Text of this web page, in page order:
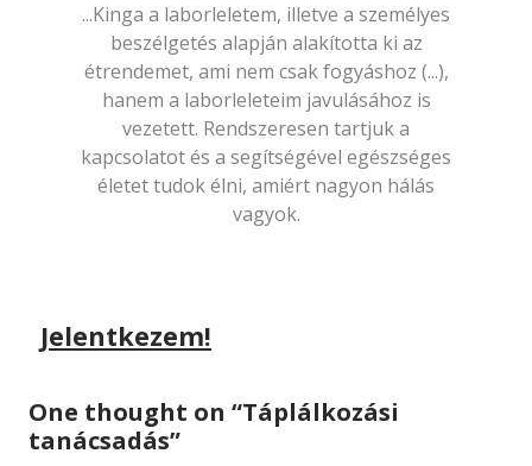
...Kinga a laborleletem, illetve a személyes
beszélgetés alapján alakította ki az
étrendemet, ami nem csak fogyáshoz (...),
hanem a laborleleteim javulásához is
vezetett. Rendszeresen tartjuk a
kapcsolatot és a segítségével egészséges
életet tudok élni, amiért nagyon hálás
vagyok.
Jelentkezem!
One thought on “Táplálkozási
tanácsadás”